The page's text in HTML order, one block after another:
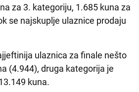
za 3. kategoriju, 1.685 kuna za
se najskuplje ulaznice prodaju
ulaznica za finale nešto
(4.944), druga kategorija je
kuna.